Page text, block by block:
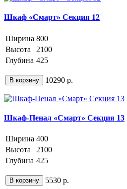
Шкаф «Смарт» Секция 12
Ширина 800
Высота
2100
Глубина 425
В корзину 10290 р.
Шкаф-Пенал «Смарт» Секция 13
Ширина 400
Высота
2100
Глубина 425
В корзину 5530 р.